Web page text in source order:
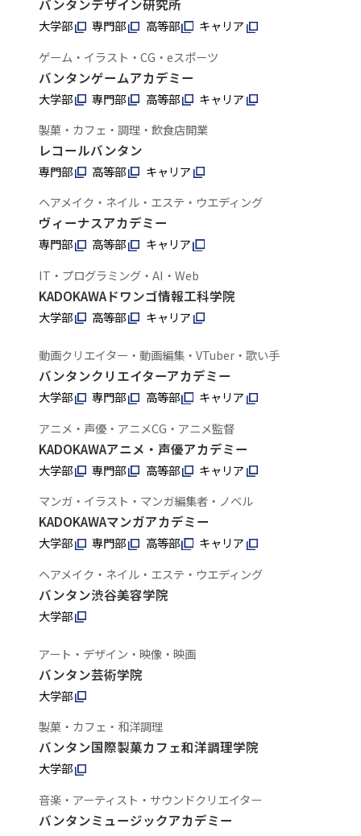
バンタンデザイン研究所
大学部 専門部 高等部
キャリア
ゲーム・イラスト・CG・eスポーツ
バンタンゲームアカデミー
大学部 専門部 高等部
キャリア
製菓・カフェ・調理・飲食店開業
レコールバンタン
専門部 高等部
キャリア
ヘアメイク・ネイル・エステ・ウエディング
ヴィーナスアカデミー
専門部 高等部
キャリア
IT・プログラミング・AI・Web
KADOKAWAドワンゴ情報工科学院
大学部 高等部 キャリア
動画クリエイター・動画編集・VTuber・歌い手
バンタンクリエイターアカデミー
大学部 専門部 高等部
キャリア
アニメ・声優・アニメCG・アニメ監督
KADOKAWAアニメ・声優アカデミー
大学部 専門部 高等部
キャリア
マンガ・イラスト・マンガ編集者・ノベル
KADOKAWAマンガアカデミー
大学部 専門部 高等部
キャリア
ヘアメイク・ネイル・エステ・ウエディング
バンタン渋谷美容学院
大学部
アート・デザイン・映像・映画
バンタン芸術学院
大学部
製菓・カフェ・和洋調理
バンタン国際製菓カフェ和洋調理学院
大学部
音楽・アーティスト・サウンドクリエイター
バンタンミュージックアカデミー